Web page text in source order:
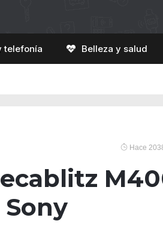
telefonía Belleza y salud
Hace
Sony